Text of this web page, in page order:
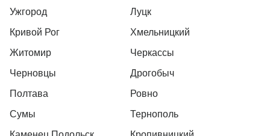
Ужгород
Луцк
Кривой Рог
Хмельницкий
Житомир
Черкассы
Черновцы
Дрогобыч
Полтава
Ровно
Сумы
Тернополь